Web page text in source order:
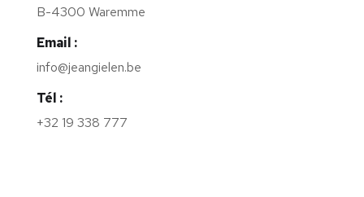
B-4300 Waremme
Email :
info@jeangielen.be
Tél :
+32 19 338 777